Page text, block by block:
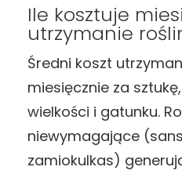
Ile kosztuje
utrzymanie
Średni koszt
miesięcznie za
wielkości i gatunku.
niewymagające
zamiokulkas)